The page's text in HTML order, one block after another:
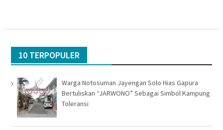
10 TERPOPULER
Warga Notosuman Jayengan Solo Hias Gapura
Bertuliskan “JARWONO” Sebagai Simbol Kampung
Toleransi